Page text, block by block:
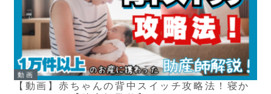
動画
【動画】赤ちゃんの背中スイッチ攻略法！寝か